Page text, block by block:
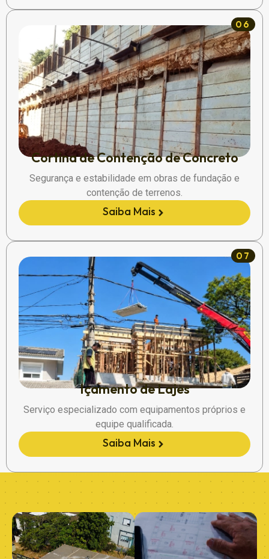
06
Cortina de Contenção de Concreto
Segurança e estabilidade em obras de fundação e
contenção de terrenos.
Saiba Mais
07
Içamento de Lajes
Serviço especializado com equipamentos próprios e
equipe qualificada.
Saiba Mais